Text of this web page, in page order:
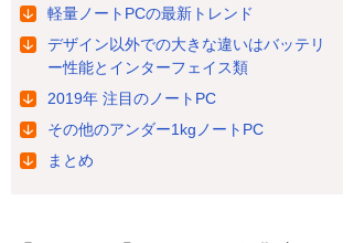
軽量ノートPCの最新トレンド
デザイン以外での大きな違いはバッテリ
ー性能とインターフェイス類
2019年 注目のノートPC
その他のアンダー1kgノートPC
まとめ